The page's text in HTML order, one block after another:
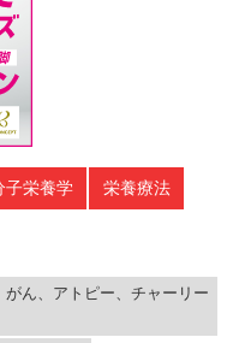
子栄養学 栄養療法
ん、アトピー、チャーリー